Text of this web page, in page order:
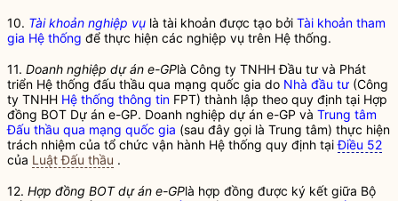
10. Tài khoản nghiệp vụ là tài khoản được tạo bởi Tài khoản tham
gia Hệ thống để thực hiện các nghiệp vụ trên Hệ thống.
11. Doanh nghiệp dự án e-GPlà Công ty TNHH Đầu tư và Phát
triển Hệ thống đấu thầu qua mạng quốc gia do Nhà đầu tư (Công
ty TNHH Hệ thống thông tin FPT) thành lập theo quy định tại Hợp
đồng BOT Dự án e-GP. Doanh nghiệp dự án e-GP và Trung tâm
Đấu thầu qua mạng quốc gia (sau đây gọi là Trung tâm) thực hiện
trách nhiệm của tổ chức vận hành Hệ thống quy định tạiĐiều 52
của Luật Đấu thầu .
12. Hợp đồng BOT dự án e-GPlà hợp đồng được ký kết giữa Bộ